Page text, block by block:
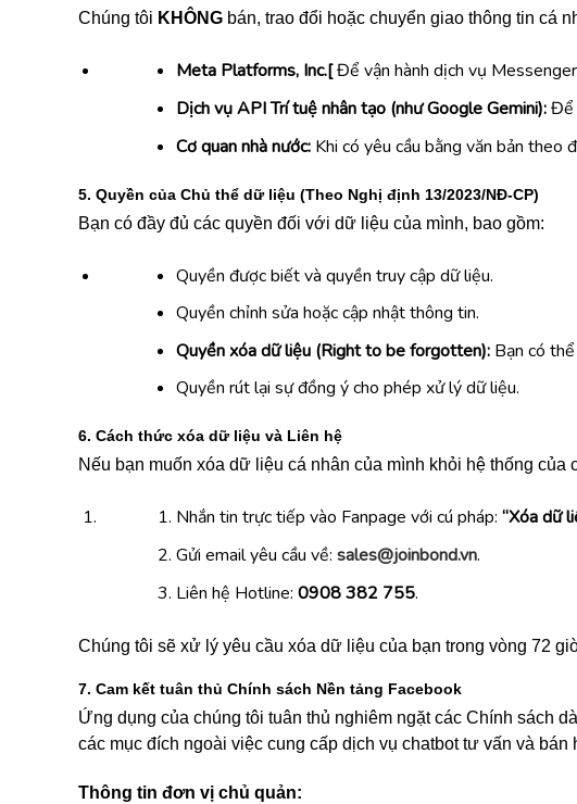
Chúng tôi KHÔNG bán, trao đổi hoặc chuyển giao thông tin cá
Meta Platforms, Inc.[Để vận hành dịch vụ
Dịch vụ API Trí tuệ nhân tạo (như Google Gemini):Để
Cơ quan nhà nước:Khi có yêu cầu bằng văn bản theo
5. Quyền của Chủ thể dữ liệu (Theo Nghị định 13/2023/NĐ-CP)
Bạn có đầy đủ các quyền đối với dữ liệu của mình, bao gồm:
Quyền được biết và quyền truy cập dữ liệu.
Quyền chỉnh sửa hoặc cập nhật thông tin.
Quyền xóa dữ liệu (Right to be forgotten):Bạn có thể
Quyền rút lại sự đồng ý cho phép xử lý dữ liệu.
6. Cách thức xóa dữ liệu và Liên hệ
Nếu bạn muốn xóa dữ liệu cá nhân của mình khỏi hệ thống
Nhắn tin trực tiếp vào Fanpage với cú pháp: “Xóa dữ
Gửi email yêu cầu về: sales@joinbond.vn.
Liên hệ Hotline: 0908 382 755.
Chúng tôi sẽ xử lý yêu cầu xóa dữ liệu của bạn trong vòng 72
7. Cam kết tuân thủ Chính sách Nền tảng Facebook
Ứng dụng của chúng tôi tuân thủ nghiêm ngặt các Chính sách
các mục đích ngoài việc cung cấp dịch vụ chatbot tư vấn và bán
Thông tin đơn vị chủ quản: